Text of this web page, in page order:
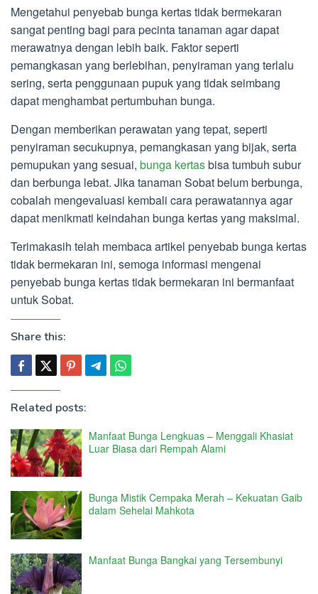
Mengetahui penyebab bunga kertas tidak bermekaran
sangat penting bagi para pecinta tanaman agar dapat
merawatnya dengan lebih baik. Faktor seperti
pemangkasan yang berlebihan, penyiraman yang terlalu
sering, serta penggunaan pupuk yang tidak seimbang
dapat menghambat pertumbuhan bunga.
Dengan memberikan perawatan yang tepat, seperti
penyiraman secukupnya, pemangkasan yang bijak, serta
pemupukan yang sesuai, bunga kertasbisa tumbuh subur
dan berbunga lebat. Jika tanaman Sobat belum berbunga,
cobalah mengevaluasi kembali cara perawatannya agar
dapat menikmati keindahan bunga kertas yang maksimal.
Terimakasih telah membaca artikel penyebab bunga kertas
tidak bermekaran ini, semoga informasi mengenai
penyebab bunga kertas tidak bermekaran ini bermanfaat
untuk Sobat.
Share this:
Related posts:
Manfaat Bunga Lengkuas – Menggali Khasiat
Luar Biasa dari Rempah Alami
Bunga Mistik Cempaka Merah – Kekuatan Gaib
dalam Sehelai Mahkota
Manfaat Bunga Bangkai yang Tersembunyi